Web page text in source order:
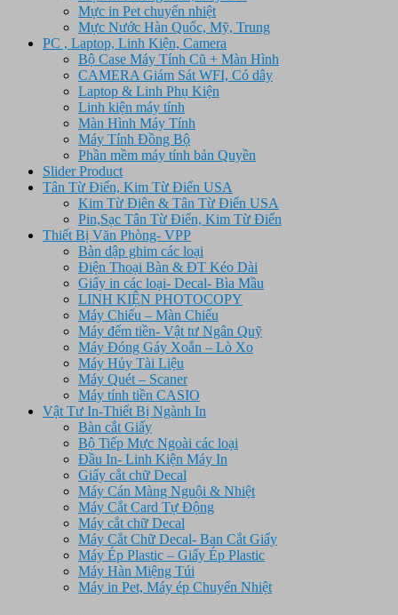
Mực in Pet chuyển nhiệt
Mực Nước Hàn Quốc, Mỹ, Trung
PC , Laptop, Linh Kiện, Camera
Bộ Case Máy Tính Cũ + Màn Hình
CAMERA Giám Sát WFI, Có dây
Laptop & Linh Phụ Kiện
Linh kiện máy tính
Màn Hình Máy Tính
Máy Tính Đồng Bộ
Phần mềm máy tính bản Quyền
Slider Product
Tân Từ Điển, Kim Từ Điển USA
Kim Từ Điên & Tân Từ Điển USA
Pin,Sạc Tân Từ Điển, Kim Từ Điển
Thiết Bị Văn Phòng- VPP
Bàn dập ghim các loại
Điện Thoại Bàn & ĐT Kéo Dài
Giấy in các loại- Decal- Bìa Mầu
LINH KIỆN PHOTOCOPY
Máy Chiếu – Màn Chiếu
Máy đếm tiền- Vật tư Ngân Quỹ
Máy Đóng Gáy Xoắn – Lò Xo
Máy Hủy Tài Liệu
Máy Quét – Scaner
Máy tính tiền CASIO
Vật Tư In-Thiết Bị Ngành In
Bàn cắt Giấy
Bộ Tiếp Mực Ngoài các loại
Đầu In- Linh Kiện Máy In
Giấy cắt chữ Decal
Máy Cán Màng Nguội & Nhiệt
Máy Cắt Card Tự Động
Máy cắt chữ Decal
Máy Cắt Chữ Decal- Ban Cắt Giấy
Máy Ép Plastic – Giấy Ép Plastic
Máy Hàn Miệng Túi
Máy in Pet, Máy ép Chuyển Nhiệt